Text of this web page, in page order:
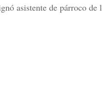
asistente de párroco de